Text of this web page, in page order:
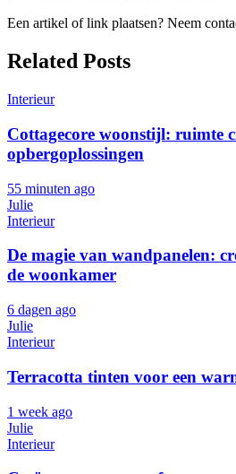
Een artikel of link plaatsen? Neem
Related Posts
Interieur
Cottagecore woonstijl: ruimte
opbergoplossingen
55 minuten ago
Julie
Interieur
De magie van wandpanelen:
de woonkamer
6 dagen ago
Julie
Interieur
Terracotta tinten voor een
1 week ago
Julie
Interieur